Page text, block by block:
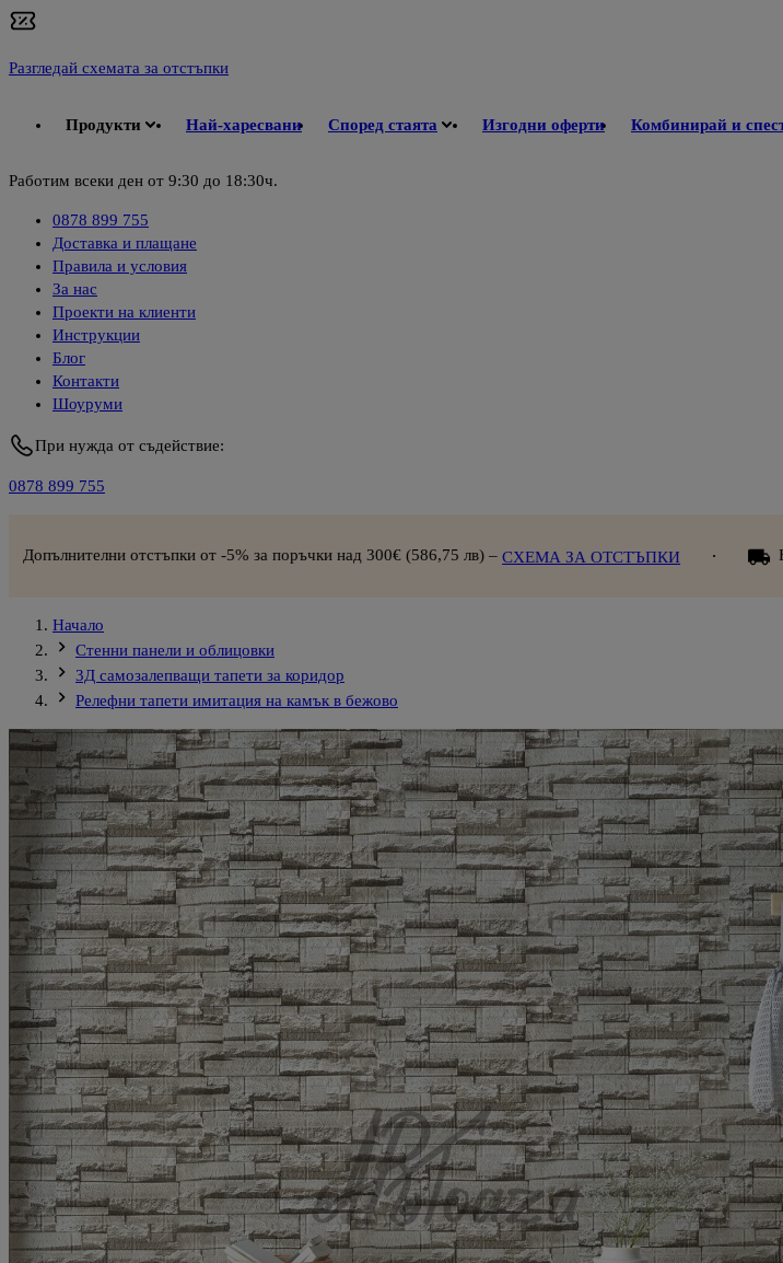
Разгледай схемата за отстъпки
Продукти Най-харесвани Според стаята Изгодни оферти Комбинирай и
Работим всеки ден от 9:30 до 18:30ч.
0878 899 755
Доставка и плащане
Правила и условия
За нас
Проекти на клиенти
Инструкции
Блог
Контакти
Шоуруми
При нужда от съдействие:
0878 899 755
от -5% за поръчки над 300€ (586,75 лв) –СХЕМА ЗА ОТСТЪПКИ Бърза доставка |
Начало
Стенни панели и облицовки
3Д самозалепващи тапети за коридор
Релефни тапети имитация на камък в бежово